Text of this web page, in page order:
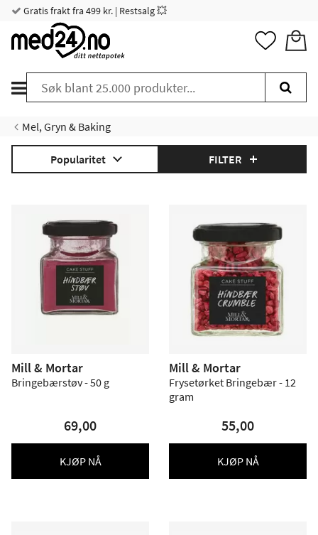
Gratis frakt fra 499 kr. | Restsalg 💥
Mel, Gryn & Baking
Popularitet FILTER
Mill & Mortar
Bringebærstøv - 50 g
69,00
KJØP NÅ
Mill & Mortar
Frysetørket Bringebær - 12
gram
55,00
KJØP NÅ